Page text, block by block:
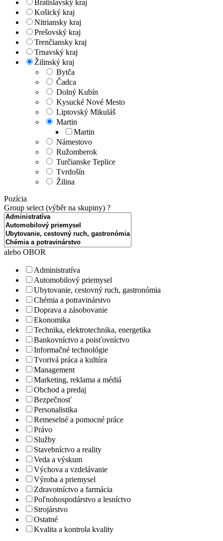
Bratislavský kraj
Košický kraj
Nitriansky kraj
Prešovský kraj
Trenčiansky kraj
Trnavský kraj
Žilinský kraj
Bytča
Čadca
Dolný Kubín
Kysucké Nové Mesto
Liptovský Mikuláš
Martin
Martin
Námestovo
Ružomberok
Turčianske Teplice
Tvrdošín
Žilina
Pozícia
Group select (výběr na skupiny) ?
alebo OBOR
Administratíva
Automobilový priemysel
Ubytovanie, cestovný ruch, gastronómia
Chémia a potravinárstvo
Doprava a zásobovanie
Ekonomika
Technika, elektrotechnika, energetika
Bankovníctvo a poisťovníctvo
Informačné technológie
Tvorivá práca a kultúra
Management
Marketing, reklama a médiá
Obchod a predaj
Bezpečnosť
Personalistika
Remeselné a pomocné práce
Právo
Služby
Stavebníctvo a reality
Veda a výskum
Výchova a vzdelávanie
Výroba a priemysel
Zdravotníctvo a farmácia
Poľnohospodárstvo a lesníctvo
Strojárstvo
Ostatné
Kvalita a kontrola kvality